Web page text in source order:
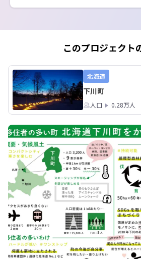
ル試飲会やビール同好会をスタートす
るなど、一緒に移住した奥様と二人三
脚で事業を進めています。
このプロジェクト
北海道
下川町
人口 0.28万人